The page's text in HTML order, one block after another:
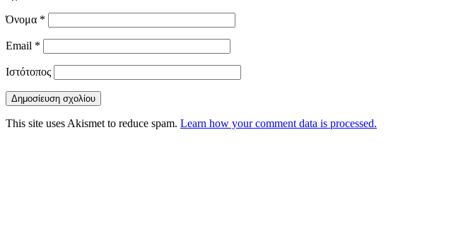
Όνομα *
Email *
Ιστότοπος
This site uses Akismet to reduce spam. Learn how your comment data is processed.